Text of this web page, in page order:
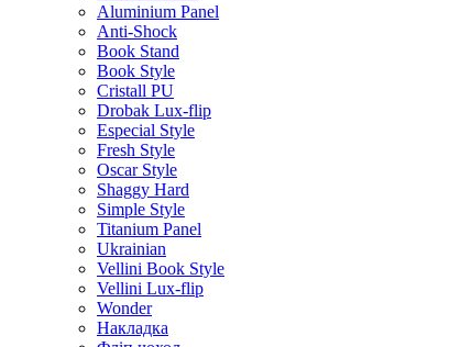
Aluminium Panel
Anti-Shock
Book Stand
Book Style
Cristall PU
Drobak Lux-flip
Especial Style
Fresh Style
Oscar Style
Shaggy Hard
Simple Style
Titanium Panel
Ukrainian
Vellini Book Style
Vellini Lux-flip
Wonder
Накладка